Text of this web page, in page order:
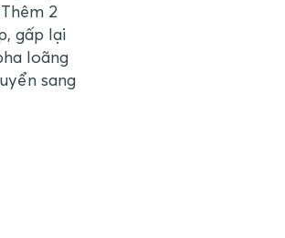
2
gấp lại
loãng
sang